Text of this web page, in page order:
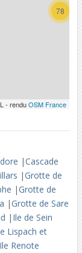
78
- renduOSM France
|Cascade
|Grotte de
|Grotte de
|Grotte de Sare
| Ile de Sein
Lispach et
Renote